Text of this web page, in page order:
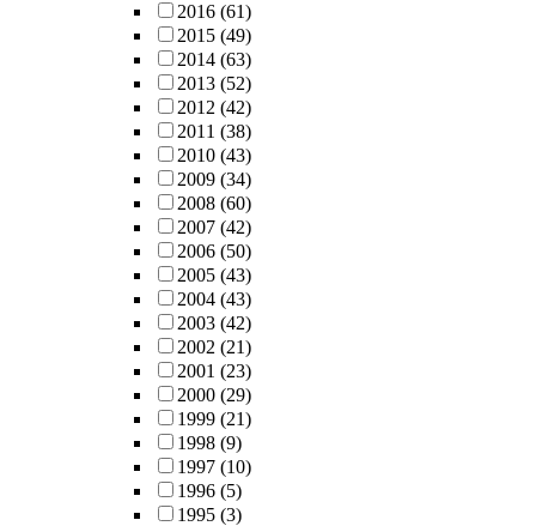
2016 (61)
2015 (49)
2014 (63)
2013 (52)
2012 (42)
2011 (38)
2010 (43)
2009 (34)
2008 (60)
2007 (42)
2006 (50)
2005 (43)
2004 (43)
2003 (42)
2002 (21)
2001 (23)
2000 (29)
1999 (21)
1998 (9)
1997 (10)
1996 (5)
1995 (3)